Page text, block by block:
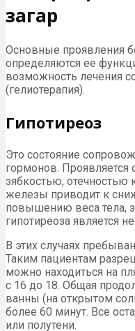
загар
Основные проявления
определяются ее
возможность лечения
(гелиотерапия).
Гипотиреоз
Это состояние
гормонов.
зябкостью, отечностью
железы приводит к
повышению веса тела,
гипотиреоза является
В этих случаях
Таким пациентам
можно находиться на
с 16 до 18. Общая
ванны (на открытом
более 60 минут. Все
или полутени.